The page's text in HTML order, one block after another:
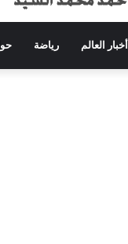
أخبار العالم رياضة